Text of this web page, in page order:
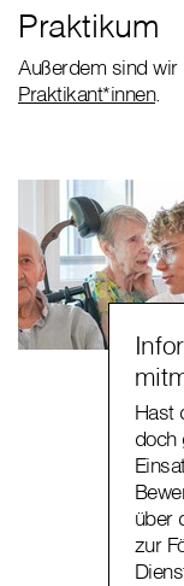
Praktikum
Außerdem sind wir
Praktikant*innen.
Hast
doch
über
zur